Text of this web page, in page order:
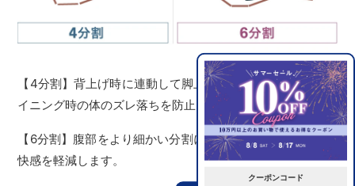
クーポンコード
【4分割】背上げ時に連動して脚上げを行うことで、リクラ
イニング時の体のズレ落ちを防止します。
【6分割】腹部をより細かい分割にすることで圧迫による不
快感を軽減します。